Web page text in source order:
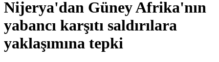
Nijerya'dan Güney Afrika'nın
yabancı karşıtı saldırılara
yaklaşımına tepki